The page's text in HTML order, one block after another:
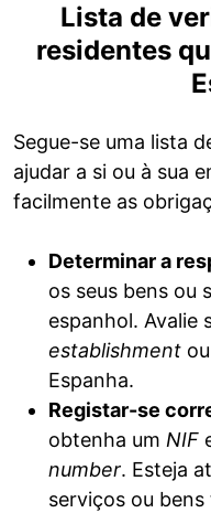
Lista de
residentes
Segue-se uma lista
ajudar a si ou à sua
facilmente as
Determinar a
os seus bens ou
espanhol. Avalie
establishment
Espanha.
Registar-se
obtenha um NIF
number. Esteja
serviços ou